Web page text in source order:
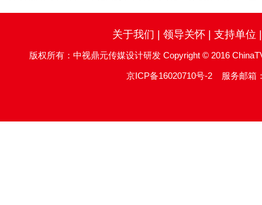
关于我们 领导关怀| 支持单位
版权所有：中视鼎元传媒设计研发 Copyright © 2016
京ICP备16020710号-2 服务邮箱